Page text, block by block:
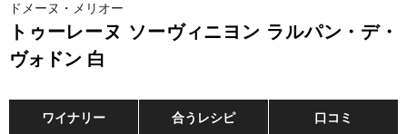
ドメーヌ・メリオー
トゥーレーヌ ソーヴィニヨン ラルパン・デ・
ヴォドン 白
ワイナリー 合うレシピ 口コミ